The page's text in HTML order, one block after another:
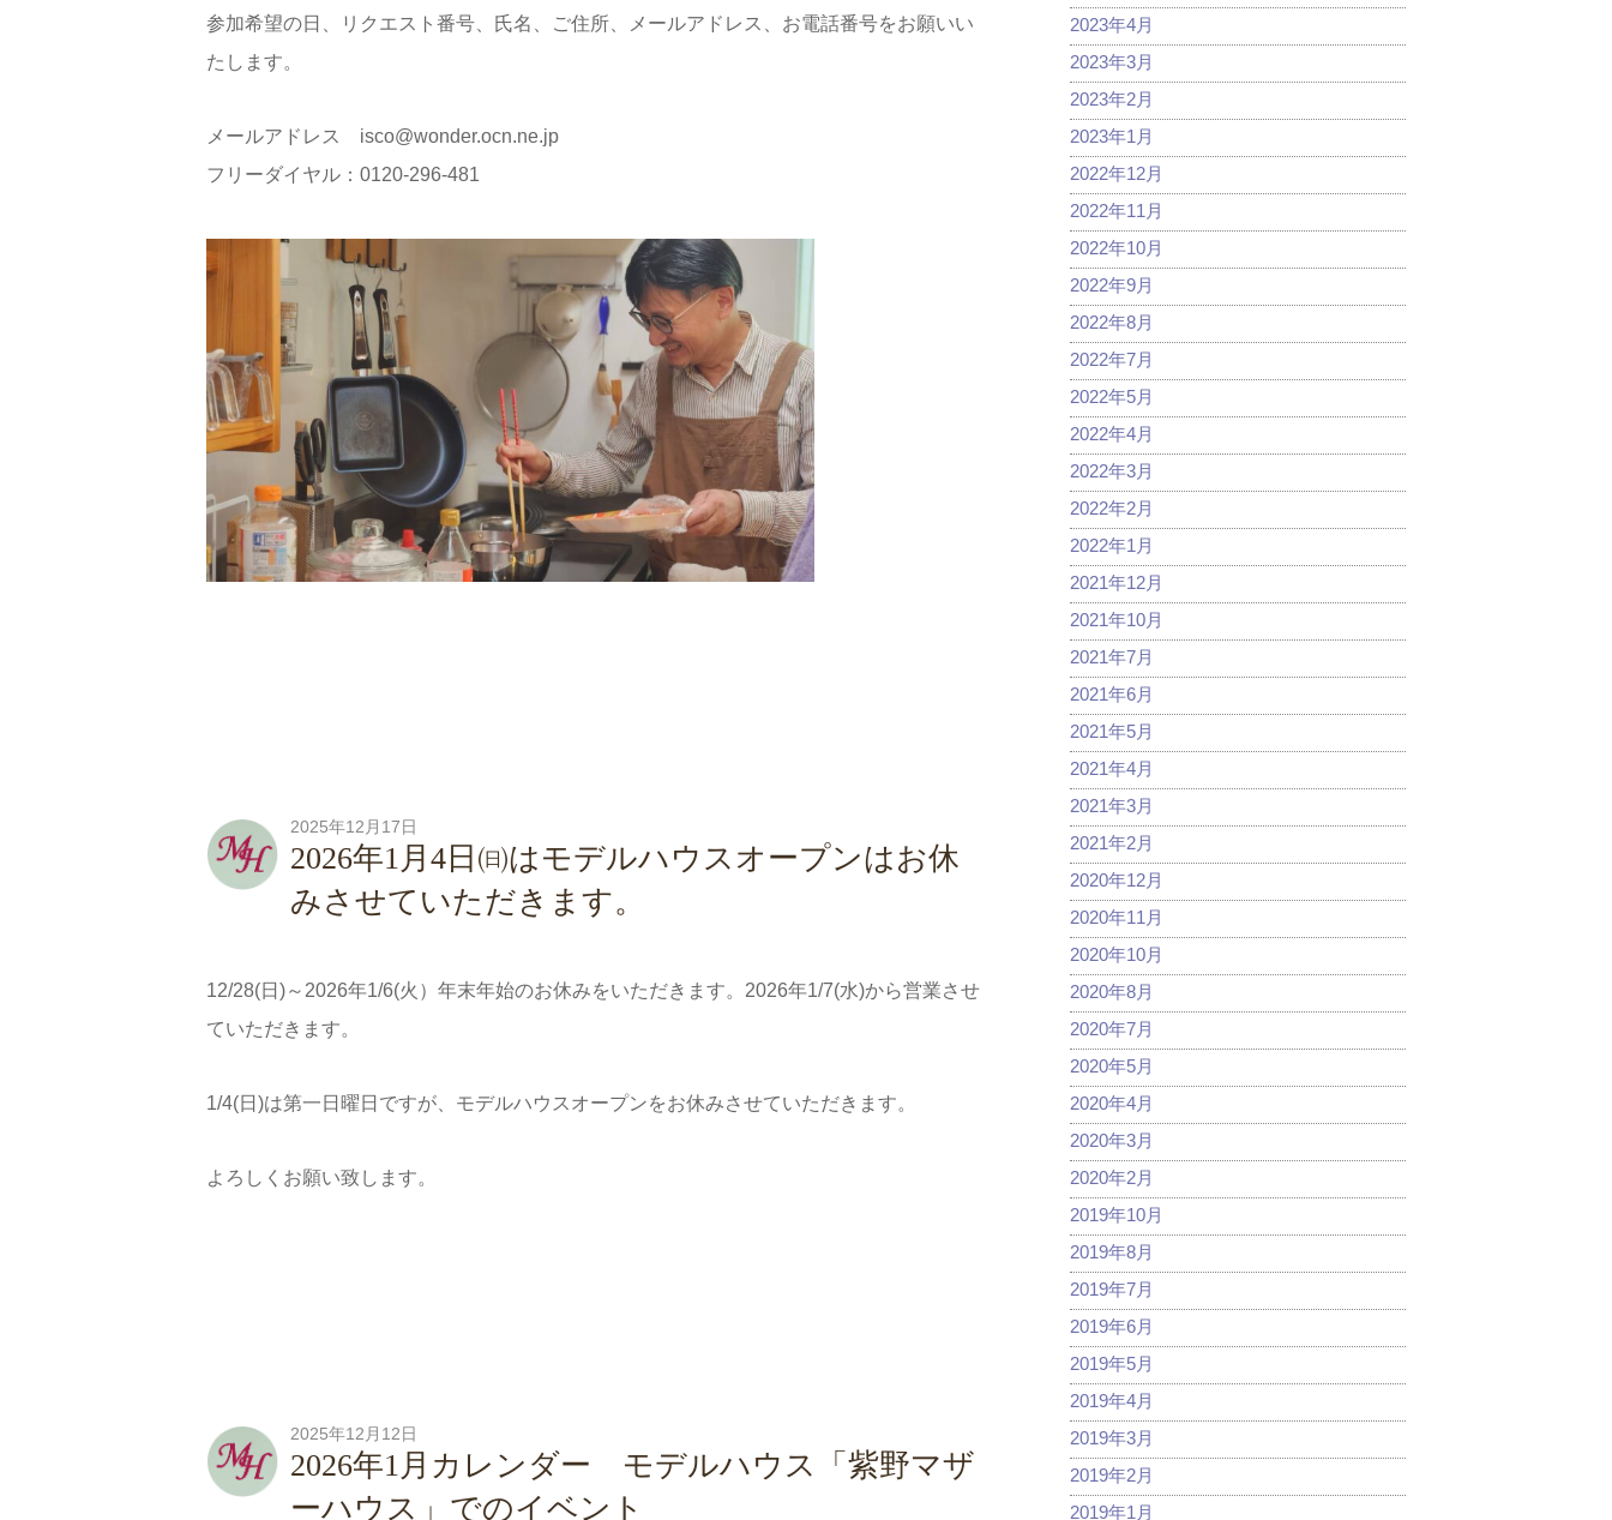
参加希望の日、リクエスト番号、氏名、ご住所、メールアドレス、お電話番号をお願いい
たします。
メールアドレス isco@wonder.ocn.ne.jp
フリーダイヤル：0120-296-481
2025年12月17日
2026年1月4日㈰はモデルハウスオープンはお休
みさせていただきます。
12/28(日)～2026年1/6(火）年末年始のお休みをいただきます。2026年1/7(水)から営業させ
ていただきます。
1/4(日)は第一日曜日ですが、モデルハウスオープンをお休みさせていただきます。
よろしくお願い致します。
2025年12月12日
2026年1月カレンダー モデルハウス「紫野マザ
ーハウス」でのイベント
2023年4月
2023年3月
2023年2月
2023年1月
2022年12月
2022年11月
2022年10月
2022年9月
2022年8月
2022年7月
2022年5月
2022年4月
2022年3月
2022年2月
2022年1月
2021年12月
2021年10月
2021年7月
2021年6月
2021年5月
2021年4月
2021年3月
2021年2月
2020年12月
2020年11月
2020年10月
2020年8月
2020年7月
2020年5月
2020年4月
2020年3月
2020年2月
2019年10月
2019年8月
2019年7月
2019年6月
2019年5月
2019年4月
2019年3月
2019年2月
2019年1月